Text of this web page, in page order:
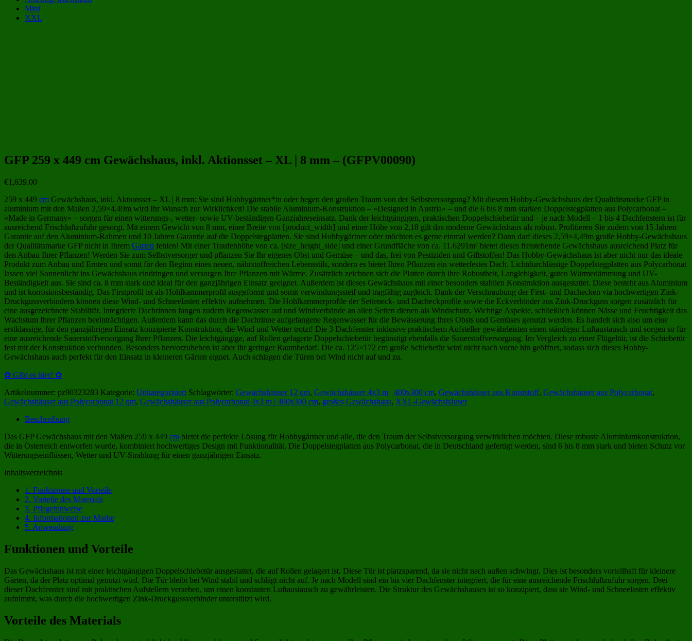
Mini
XXL
GFP 259 x 449 cm Gewächshaus, inkl. Aktionsset – XL | 8 mm – (GFPV00090)
€1,639.00
259 x 449 cm Gewächshaus, inkl. Aktionsset – XL | 8 mm: Sie sind Hobbygärtner*in oder hegen den großen Traum von der Selbstversorgung? Mit diesem Hobby-Gewächshaus der Qualitätsmarke GFP in
aluminium mit den Maßen 2,59×4,49m wird Ihr Wunsch zur Wirklichkeit! Die stabile Aluminium-Konstruktion – «Designed in Austria» – und die 6 bis 8 mm starken Doppelstegplatten aus Polycarbonat –
«Made in Germany» – sorgen für einen witterungs-, wetter- sowie UV-beständigen Ganzjahreseinsatz. Dank der leichtgängigen, praktischen Doppelschiebetür und – je nach Modell – 1 bis 4 Dachfenstern ist für
ausreichend Frischluftzufuhr gesorgt. Mit einem Gewicht von 8 mm, einer Breite von [product_width] und einer Höhe von 2,18 gilt das moderne Gewächshaus als robust. Profitieren Sie zudem von 15 Jahren
Garantie auf den Aluminium-Rahmen und 10 Jahren Garantie auf die Doppelstegplatten. Sie sind Hobbygärtner oder möchten es gerne einmal werden? Dann darf dieses 2,59×4,49m große Hobby-Gewächshaus
der Qualitätsmarke GFP nicht in Ihrem Garten fehlen! Mit einer Traufenhöhe von ca. [size_height_side] und einer Grundfläche von ca. 11.6291m² bietet dieses freistehende Gewächshaus ausreichend Platz für
den Anbau Ihrer Pflanzen! Werden Sie zum Selbstversorger und pflanzen Sie Ihr eigenes Obst und Gemüse – und das, frei von Pestiziden und Giftstoffen! Das Hobby-Gewächshaus ist aber nicht nur das ideale
Produkt zum Anbau und Ernten und somit für den Beginn eines neuen, nährstoffreichen Lebensstils, sondern es bietet Ihren Pflanzen ein wetterfestes Dach. Lichtdurchlässige Doppelstegplatten aus Polycarbonat
lassen viel Sonnenlicht ins Gewächshaus eindringen und versorgen Ihre Pflanzen mit Wärme. Zusätzlich zeichnen sich die Platten durch ihre Robustheit, Langlebigkeit, guten Wärmedämmung und UV-
Beständigkeit aus. Sie sind ca. 8 mm stark und ideal für den ganzjährigen Einsatz geeignet. Außerdem ist dieses Gewächshaus mit einer besonders stabilen Konstruktion ausgestattet. Diese besteht aus Aluminium
und ist korrosionsbeständig. Das Firstprofil ist als Hohlkammerprofil ausgeformt und somit verwindungssteif und tragfähig zugleich. Dank der Verschraubung der First- und Dachecken via hochwertigen Zink-
Druckgussverbindern können diese Wind- und Schneelasten effektiv aufnehmen. Die Hohlkammerprofile der Seiteneck- und Dacheckprofile sowie die Eckverbinder aus Zink-Druckguss sorgen zusätzlich für
eine ausgezeichnete Stabilität. Integrierte Dachrinnen fangen zudem Regenwasser auf und Windverbände an allen Seiten dienen als Windschutz. Wichtige Aspekte, schließlich können Nässe und Feuchtigkeit das
Wachstum Ihrer Pflanzen beeinträchtigen. Außerdem kann das durch die Dachrinne aufgefangene Regenwasser für die Bewässerung Ihres Obsts und Gemüses genutzt werden. Es handelt sich also um eine
erstklassige, für den ganzjährigen Einsatz konzipierte Konstruktion, die Wind und Wetter trotzt! Die 3 Dachfenster inklusive praktischem Aufsteller gewährleisten einen ständigen Luftaustausch und sorgen so für
eine ausreichende Sauerstoffversorgung Ihrer Pflanzen. Die leichtgängige, auf Rollen gelagerte Doppelschiebetür begünstigt ebenfalls die Sauerstoffversorgung. Im Vergleich zu einer Flügeltür, ist die Schiebetür
fest mit der Konstruktion verbunden. Besonders hervorzuheben ist aber ihr geringer Raumbedarf. Die ca. 125×172 cm große Schiebetür wird nicht nach vorne hin geöffnet, sodass sich dieses Hobby-
Gewächshaus auch perfekt für den Einsatz in kleineren Gärten eignet. Auch schlagen die Türen bei Wind nicht auf und zu.
✿ Gibt es hier! ✿
Artikelnummer: pz90323283 Kategorie: Unkategorisiert Schlagwörter: Gewächshäuser 12 qm, Gewächshäuser 4x3 m | 400x300 cm, Gewächshäuser aus Kunststoff, Gewächshäuser aus Polycarbonat,
Gewächshäuser aus Polycarbonat 12 qm, Gewächshäuser aus Polycarbonat 4x3 m | 400x300 cm, großes Gewächshaus, XXL-Gewächshäuser
Beschreibung
Das GFP Gewächshaus mit den Maßen 259 x 449 cm bietet die perfekte Lösung für Hobbygärtner und alle, die den Traum der Selbstversorgung verwirklichen möchten. Diese robuste Aluminiumkonstruktion,
die in Österreich entworfen wurde, kombiniert hochwertiges Design mit Funktionalität. Die Doppelstegplatten aus Polycarbonat, die in Deutschland gefertigt werden, sind 6 bis 8 mm stark und bieten Schutz vor
Witterungseinflüssen, Wetter und UV-Strahlung für einen ganzjährigen Einsatz.
Inhaltsverzeichnis
1. Funktionen und Vorteile
2. Vorteile des Materials
3. Pflegehinweise
4. Informationen zur Marke
5. Anwendung
Funktionen und Vorteile
Das Gewächshaus ist mit einer leichtgängigen Doppelschiebetür ausgestattet, die auf Rollen gelagert ist. Diese Tür ist platzsparend, da sie nicht nach außen schwingt. Dies ist besonders vorteilhaft für kleinere
Gärten, da der Platz optimal genutzt wird. Die Tür bleibt bei Wind stabil und schlägt nicht auf. Je nach Modell sind ein bis vier Dachfenster integriert, die für eine ausreichende Frischluftzufuhr sorgen. Drei
dieser Dachfenster sind mit praktischen Aufstellern versehen, um einen konstanten Luftaustausch zu gewährleisten. Die Struktur des Gewächshauses ist so konzipiert, dass sie Wind- und Schneelasten effektiv
aufnimmt, was durch die hochwertigen Zink-Druckgussverbinder unterstützt wird.
Vorteile des Materials